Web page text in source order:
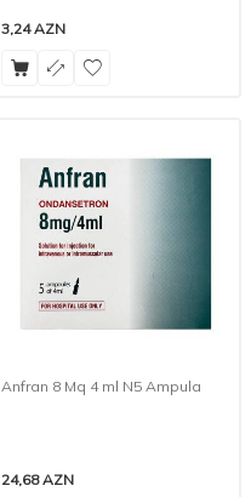
3,24AZN
Anfran 8 Mq 4 ml N5 Ampula
24,68AZN